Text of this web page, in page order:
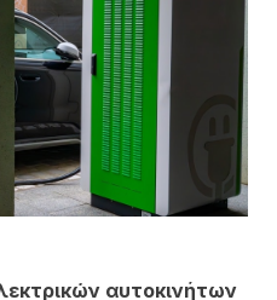
αυτοκινήτων